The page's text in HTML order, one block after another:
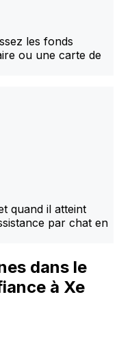
les fonds
ou une carte de
quand il atteint
par chat en
dans le
à Xe